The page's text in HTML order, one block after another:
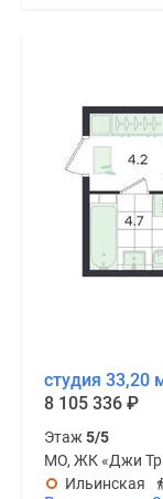
студия 33,20
8 105 336 ₽
Этаж5/5
МО, ЖК «Джи
Ильинская